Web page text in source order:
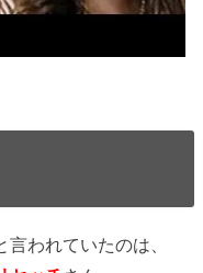
われていたのは、